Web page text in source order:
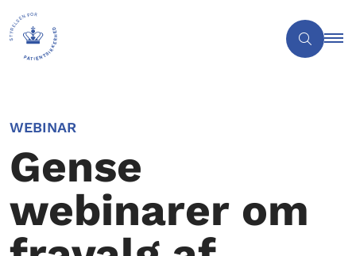
WEBINAR
Gense
webinarer om